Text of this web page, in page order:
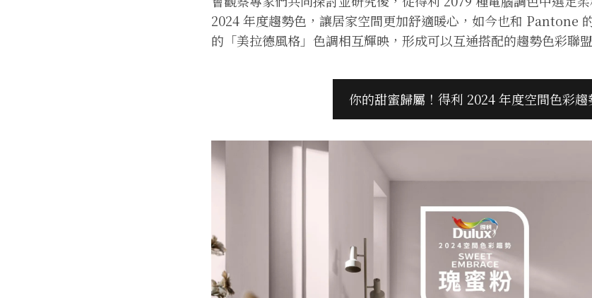
2024 年度趨勢色，讓居家空間更加舒適暖心，如今也和 Pantone
的「美拉德風格」色調相互輝映，形成可以互通搭配的趨勢色彩聯盟
你的甜蜜歸屬！得利 2024 年度空間色彩趨